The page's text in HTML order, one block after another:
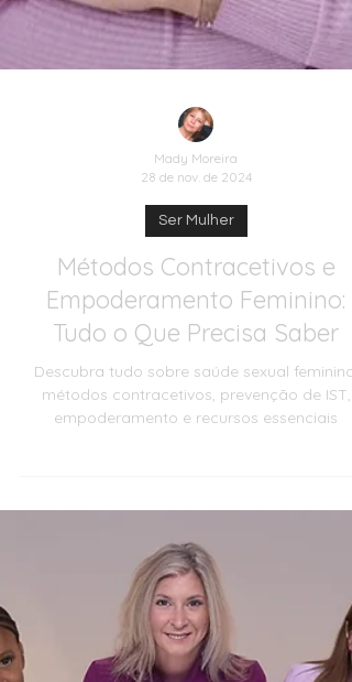
Mady Moreira
28 de nov. de 2024
Ser Mulher
Métodos Contracetivos e
métodos contracetivos, prevenção de IST,
empoderamento e recursos essenciais